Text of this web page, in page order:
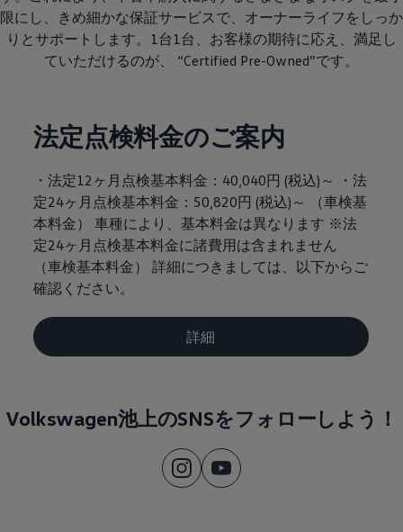
限にし、きめ細かな保証サービスで、オーナーライフをしっか
りとサポートします。1台1台、お客様の期待に応え、満足し
ていただけるのが、 “Certified Pre-Owned”です。
法定点検料金のご案内
・法定12ヶ月点検基本料金：40,040円 (税込)～ ・法
定24ヶ月点検基本料金：50,820円 (税込)～ （車検基
本料金） 車種により、基本料金は異なります ※法
定24ヶ月点検基本料金に諸費用は含まれません
（車検基本料金） 詳細につきましては、以下からご
確認ください。
詳細
Volkswagen池上のSNSをフォローしよう！